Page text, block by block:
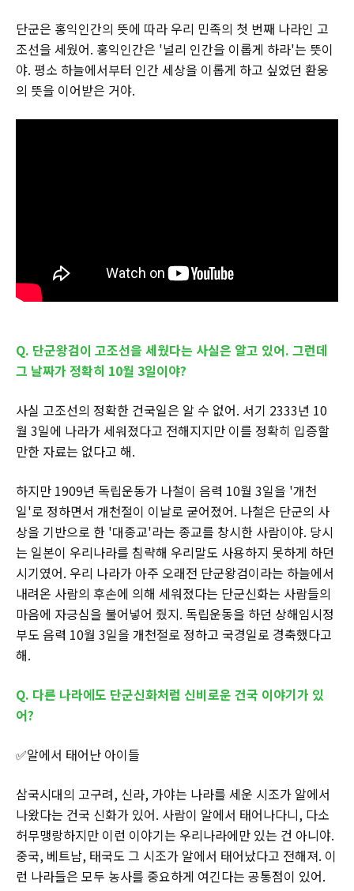
단군은 홍익인간의 뜻에 따라 우리 민족의 첫 번째 나라인 고
조선을 세웠어. 홍익인간은 '널리 인간을 이롭게 하라'는 뜻이
야. 평소 하늘에서부터 인간 세상을 이롭게 하고 싶었던 환웅
의 뜻을 이어받은 거야.
Q. 단군왕검이 고조선을 세웠다는 사실은 알고 있어. 그런데
그 날짜가 정확히 10월 3일이야?
사실 고조선의 정확한 건국일은 알 수 없어. 서기 2333년 10
월 3일에 나라가 세워졌다고 전해지지만 이를 정확히 입증할
만한 자료는 없다고 해.
하지만 1909년 독립운동가 나철이 음력 10월 3일을 '개천
일'로 정하면서 개천절이 이날로 굳어졌어. 나철은 단군의 사
상을 기반으로 한 '대종교'라는 종교를 창시한 사람이야. 당시
는 일본이 우리나라를 침략해 우리말도 사용하지 못하게 하던
시기였어. 우리 나라가 아주 오래전 단군왕검이라는 하늘에서
내려온 사람의 후손에 의해 세워졌다는 단군신화는 사람들의
마음에 자긍심을 불어넣어 줬지. 독립운동을 하던 상해임시정
부도 음력 10월 3일을 개천절로 정하고 국경일로 경축했다고
해.
Q. 다른 나라에도 단군신화처럼 신비로운 건국 이야기가 있
어?
✅알에서 태어난 아이들
삼국시대의 고구려, 신라, 가야는 나라를 세운 시조가 알에서
나왔다는 건국 신화가 있어. 사람이 알에서 태어나다니, 다소
허무맹랑하지만 이런 이야기는 우리나라에만 있는 건 아니야.
중국, 베트남, 태국도 그 시조가 알에서 태어났다고 전해져. 이
런 나라들은 모두 농사를 중요하게 여긴다는 공통점이 있어.